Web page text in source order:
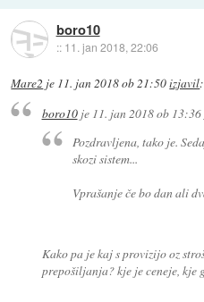
boro10
:: 11. jan 2018, 22:06
Mare2 je 11. jan 2018 ob 21:50izjavil:
boro10je 11. jan 2018 ob 13:36
Pozdravljena, tako je.
skozi sistem...
Vprašanje če bo dan ali
Kako pa je kaj s provizijo oz
prepošiljanja? kje je ceneje, kje